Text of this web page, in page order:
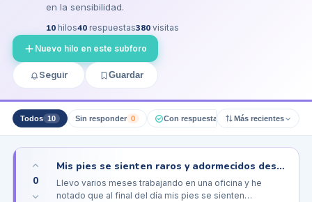
en la sensibilidad.
10hilos40respuestas380visitas
Nuevo hilo en este subforo
Seguir Guardar
Todos 10 Sin responder 0 Con respuesta pro 0 Resueltos
Más recientes
0
Mis pies se sienten raros y adormecidos después de un largo día en la oficina
Llevo varios meses trabajando en una oficina y he
notado que al final del día mis pies se sienten